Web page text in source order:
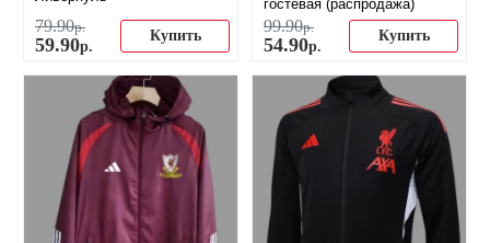
79.90р.
59.90р.
Купить
гостевая (распродажа)
99.90р.
54.90р.
Купить